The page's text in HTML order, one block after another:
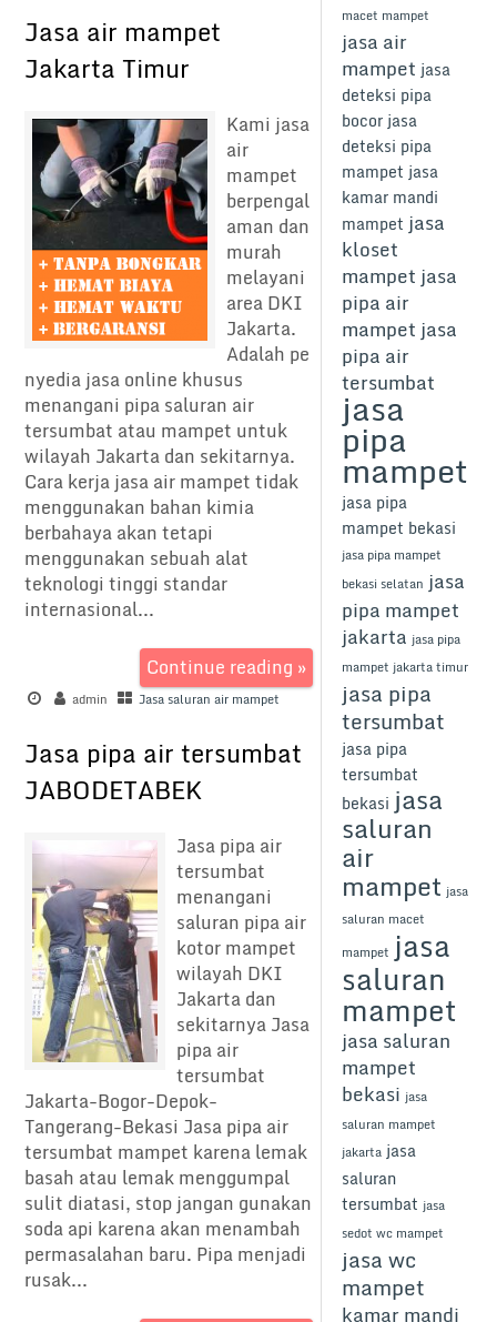
Jasa air mampet
Jakarta Timur
Kami jasa
air
mampet
berpengal
aman dan
murah
melayani
area DKI
Jakarta.
Adalah pe
nyedia jasa online khusus
menangani pipa saluran air
tersumbat atau mampet untuk
wilayah Jakarta dan sekitarnya.
Cara kerja jasa air mampet tidak
menggunakan bahan kimia
berbahaya akan tetapi
menggunakan sebuah alat
teknologi tinggi standar
internasional...
Continue reading »
admin Jasa saluran air mampet
Jasa pipa air tersumbat
JABODETABEK
Jasa pipa air
tersumbat
menangani
saluran pipa air
kotor mampet
wilayah DKI
Jakarta dan
sekitarnya Jasa
pipa air
tersumbat
Jakarta-Bogor-Depok-
Tangerang-Bekasi Jasa pipa air
tersumbat mampet karena lemak
basah atau lemak menggumpal
sulit diatasi, stop jangan gunakan
soda api karena akan menambah
permasalahan baru. Pipa menjadi
rusak...
macet mampet
jasa air
mampet jasa
deteksi pipa
bocor jasa
deteksi pipa
mampet jasa
kamar mandi
mampet jasa
kloset
mampet jasa
pipa air
mampet jasa
pipa air
tersumbat
jasa
pipa
mampet
jasa pipa
mampet bekasi
jasa pipa mampet
bekasi selatan jasa
pipa mampet
jakarta jasa pipa
mampet jakarta timur
jasa pipa
tersumbat
jasa pipa
tersumbat
bekasi jasa
saluran
air
mampet jasa
saluran macet
mampet jasa
saluran
mampet
jasa saluran
mampet
bekasi jasa
saluran mampet
jakarta jasa
saluran
tersumbat jasa
sedot wc mampet
jasa wc
mampet
kamar mandi